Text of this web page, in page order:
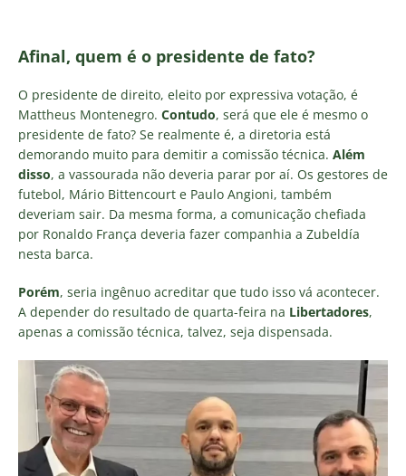
Afinal, quem é o presidente de fato?
O presidente de direito, eleito por expressiva votação, é
Mattheus Montenegro. Contudo, será que ele é mesmo o
presidente de fato? Se realmente é, a diretoria está
demorando muito para demitir a comissão técnica. Além
disso, a vassourada não deveria parar por aí. Os gestores de
futebol, Mário Bittencourt e Paulo Angioni, também
deveriam sair. Da mesma forma, a comunicação chefiada
por Ronaldo França deveria fazer companhia a Zubeldía
nesta barca.
Porém, seria ingênuo acreditar que tudo isso vá acontecer.
A depender do resultado de quarta-feira na Libertadores,
apenas a comissão técnica, talvez, seja dispensada.